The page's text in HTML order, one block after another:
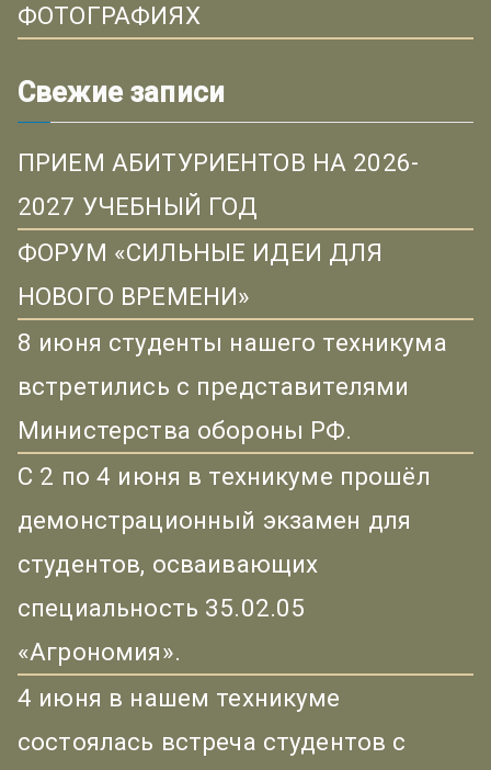
ФОТОГРАФИЯХ
Свежие записи
ПРИЕМ АБИТУРИЕНТОВ НА 2026-
2027 УЧЕБНЫЙ ГОД
ФОРУМ «СИЛЬНЫЕ ИДЕИ ДЛЯ
НОВОГО ВРЕМЕНИ»
8 июня студенты нашего техникума
встретились с представителями
Министерства обороны РФ.
С 2 по 4 июня в техникуме прошёл
демонстрационный экзамен для
студентов, осваивающих
специальность 35.02.05
«Агрономия».
4 июня в нашем техникуме
состоялась встреча студентов с